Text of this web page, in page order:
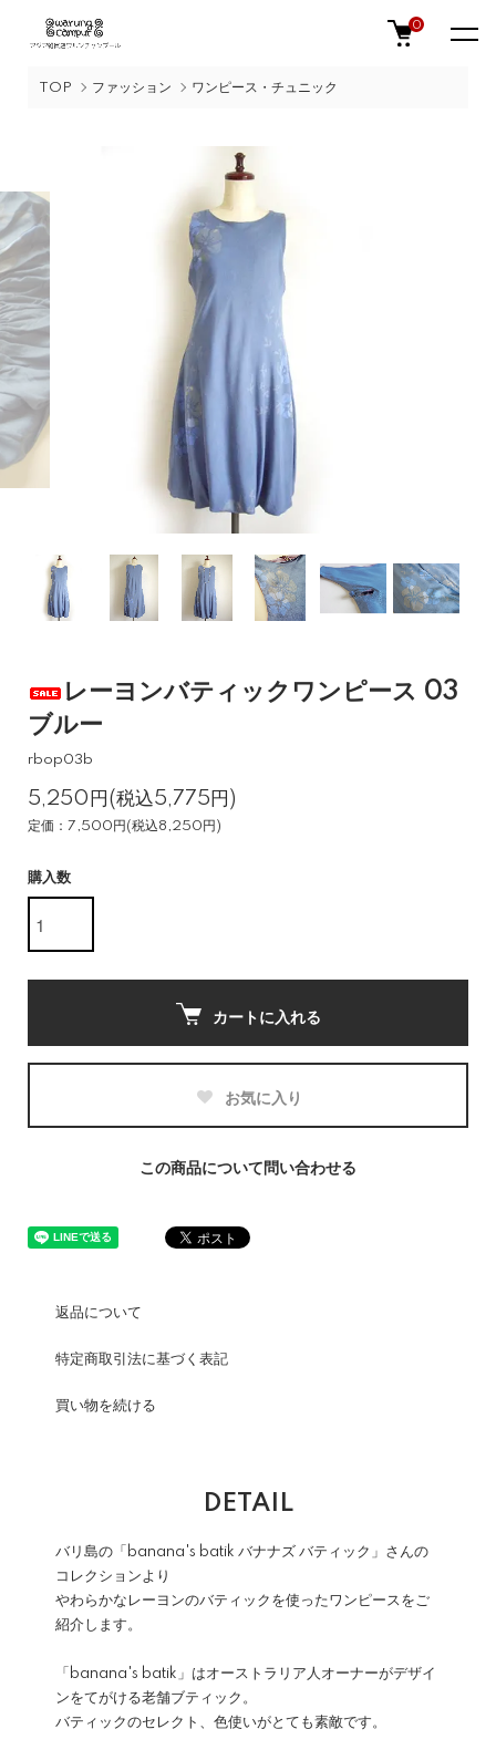
0
TOP ファッション ワンピース・チュニック
レーヨンバティックワンピース 03
ブルー
rbop03b
5,250円(税込5,775円)
定価：7,500円(税込8,250円)
購入数
カートに入れる
お気に入り
この商品について問い合わせる
返品について
特定商取引法に基づく表記
買い物を続ける
DETAIL
バリ島の「banana's batik バナナズ バティック」さんの
コレクションより
やわらかなレーヨンのバティックを使ったワンピースをご
紹介します。
「banana's batik」はオーストラリア人オーナーがデザイ
ンをてがける老舗ブティック。
バティックのセレクト、色使いがとても素敵です。